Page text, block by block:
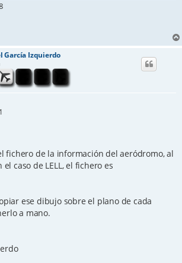
García Izquierdo
fichero de la información del aeródromo, al
caso de LELL, el fichero es
ese dibujo sobre el plano de cada
a mano.